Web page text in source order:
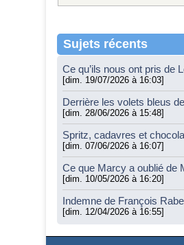
Sujets récents
Ce qu’ils nous ont pris de
[dim. 19/07/2026 à 16:03]
Derrière les volets bleus
[dim. 28/06/2026 à 15:48]
Spritz, cadavres et
[dim. 07/06/2026 à 16:07]
Ce que Marcy a oublié de
[dim. 10/05/2026 à 16:20]
Indemne de François
[dim. 12/04/2026 à 16:55]